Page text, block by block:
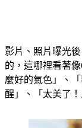
的，這哪裡看著
麼好的氣色」、
醒」、「太美了